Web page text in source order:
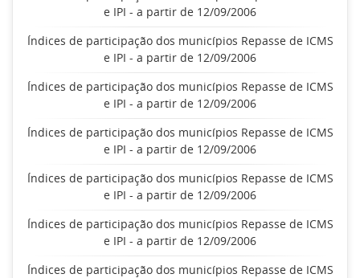
e IPI - a partir de 12/09/2006
Índices de participação dos municípios Repasse de ICMS
e IPI - a partir de 12/09/2006
Índices de participação dos municípios Repasse de ICMS
e IPI - a partir de 12/09/2006
Índices de participação dos municípios Repasse de ICMS
e IPI - a partir de 12/09/2006
Índices de participação dos municípios Repasse de ICMS
e IPI - a partir de 12/09/2006
Índices de participação dos municípios Repasse de ICMS
e IPI - a partir de 12/09/2006
Índices de participação dos municípios Repasse de ICMS